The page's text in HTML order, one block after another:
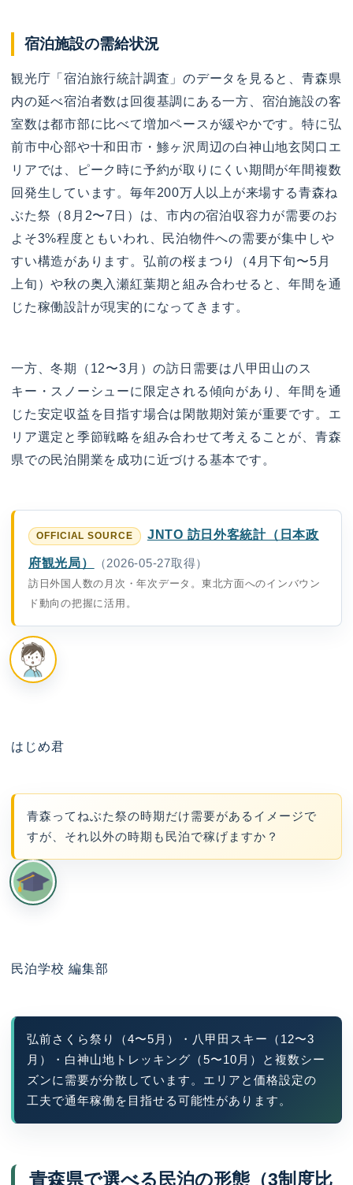
宿泊施設の需給状況
観光庁「宿泊旅行統計調査」のデータを見ると、青森県
内の延べ宿泊者数は回復基調にある一方、宿泊施設の客
室数は都市部に比べて増加ペースが緩やかです。特に弘
前市中心部や十和田市・鯵ヶ沢周辺の白神山地玄関口エ
リアでは、ピーク時に予約が取りにくい期間が年間複数
回発生しています。毎年200万人以上が来場する青森ね
ぶた祭（8月2〜7日）は、市内の宿泊収容力が需要のお
よそ3%程度ともいわれ、民泊物件への需要が集中しや
すい構造があります。弘前の桜まつり（4月下旬〜5月
上旬）や秋の奥入瀬紅葉期と組み合わせると、年間を通
じた稼働設計が現実的になってきます。
一方、冬期（12〜3月）の訪日需要は八甲田山のス
キー・スノーシューに限定される傾向があり、年間を通
じた安定収益を目指す場合は閑散期対策が重要です。エ
リア選定と季節戦略を組み合わせて考えることが、青森
県での民泊開業を成功に近づける基本です。
JNTO 訪日外客統計（日本政
府観光局）
（2026-05-27取得）
訪日外国人数の月次・年次データ。東北方面へのインバウン
ド動向の把握に活用。
はじめ君
青森ってねぶた祭の時期だけ需要があるイメージで
すが、それ以外の時期も民泊で稼げますか？
民泊学校 編集部
弘前さくら祭り（4〜5月）・八甲田スキー（12〜3
月）・白神山地トレッキング（5〜10月）と複数シー
ズンに需要が分散しています。エリアと価格設定の
工夫で通年稼働を目指せる可能性があります。
青森県で選べる民泊の形態（3制度比